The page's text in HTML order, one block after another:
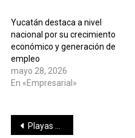
Yucatán destaca a nivel
nacional por su crecimiento
económico y generación de
empleo
mayo 28, 2026
En «Empresarial»
Navegación
Playas de Yucatán, vigiladas y seguras: Gobierno del Renacimiento Maya activa monitoreo permanente contra la marea roja